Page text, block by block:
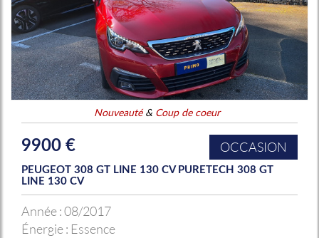
Nouveauté& Coup de coeur
9900 € OCCASION
PEUGEOT 308 GT LINE 130 CV PURETECH 308 GT
LINE 130 CV
Année :08/2017
Énergie : Essence